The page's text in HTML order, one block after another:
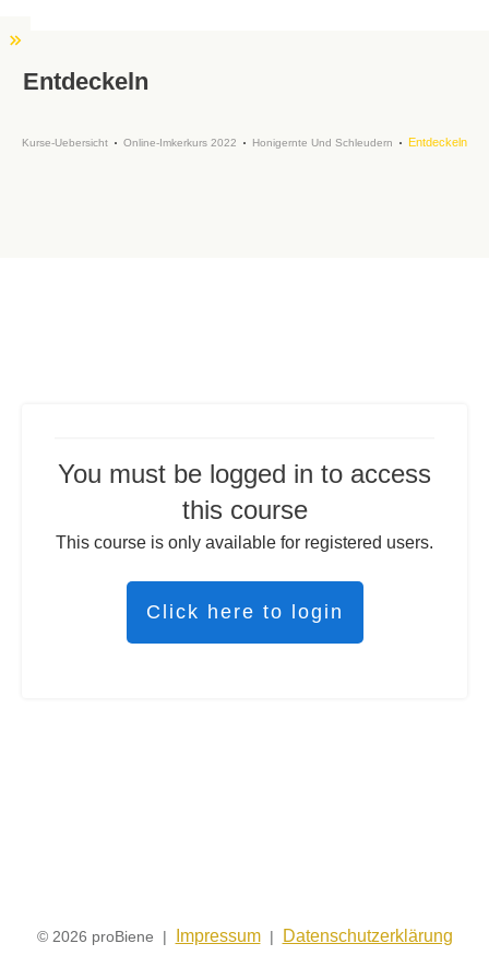
Entdeckeln
Kurse-Uebersicht Online-Imkerkurs 2022 Honigernte Und Schleudern Entdeckeln
You must be logged in to access
this course
This course is only available for registered users.
Click here to login
© 2026 proBiene | Impressum| Datenschutzerklärung